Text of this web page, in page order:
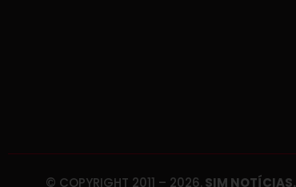
© COPYRIGHT 2011 – 2026.SIM NOTÍCIAS.